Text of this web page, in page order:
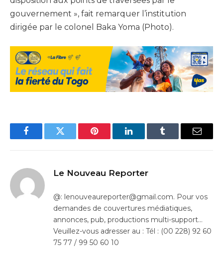
gouvernement », fait remarquer l’institution
dirigée par le colonel Baka Yoma (Photo).
FacebookTwitter Pinterest LinkedInTumblr Email
Le Nouveau Reporter
@: lenouveaureporter@gmail.com. Pour vos
demandes de couvertures médiatiques,
annonces, pub, productions multi-support…
Veuillez-vous adresser au : Tél : (00 228) 92 60
75 77 / 99 50 60 10